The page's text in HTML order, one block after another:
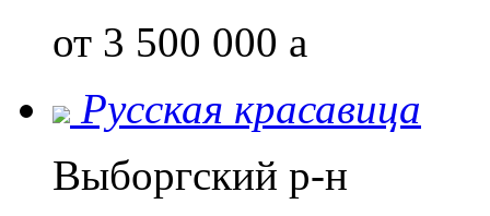
от 3 500 000 a
Русская красавица
Выборгский р-н